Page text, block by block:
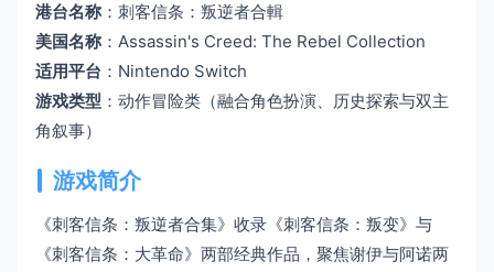
港台名称：刺客信条：叛逆者合輯
美国名称：Assassin's Creed: The Rebel Collection
适用平台 ：Nintendo Switch
游戏类型 ：动作冒险类（融合角色扮演、历史探索与双主
角叙事）
游戏简介
《刺客信条：叛逆者合集》收录《刺客信条：叛变》与
《刺客信条：大革命》两部经典作品，聚焦谢伊与阿诺两